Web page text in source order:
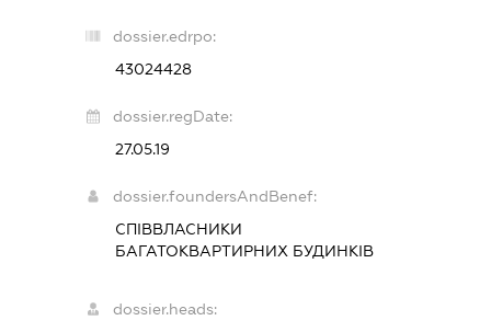
dossier.edrpo:
43024428
dossier.regDate:
27.05.19
dossier.foundersAndBenef:
СПІВВЛАСНИКИ
БАГАТОКВАРТИРНИХ БУДИНКІВ
dossier.heads: